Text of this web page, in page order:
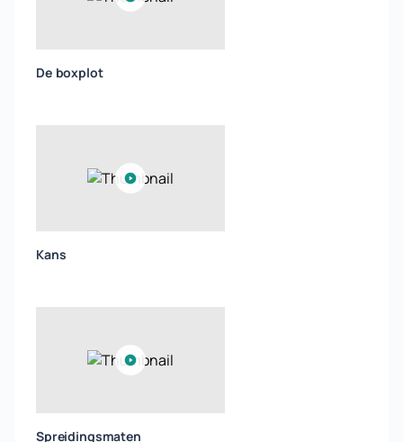
De boxplot
Kans
Spreidingsmaten